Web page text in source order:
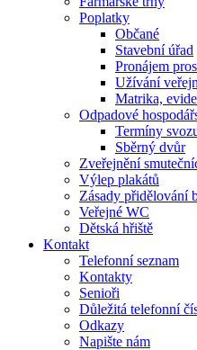
Poplatky
Občané
Stavební úřad
Pronájem
Užívání
Matrika,
Odpadové
Termíny
Sběrný dvůr
Zveřejnění
Výlep plakátů
Zásady přidělování
Veřejné WC
Dětská hřiště
Kontakt
Telefonní seznam
Kontakty
Senioři
Důležitá telefonní
Odkazy
Napište nám